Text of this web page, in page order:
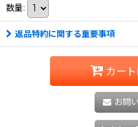
数量:
返品特約に関する重要事項
カー
お問